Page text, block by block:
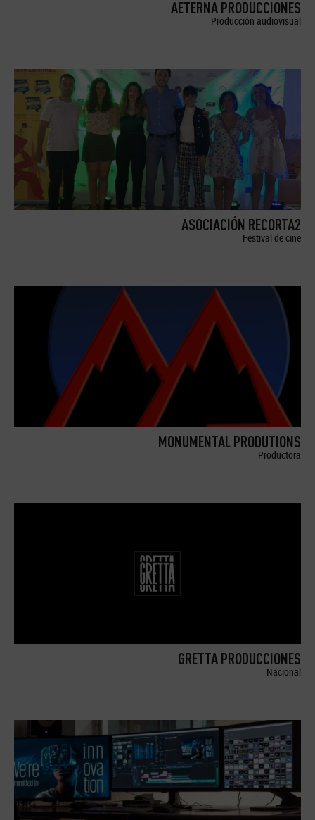
AETERNA PRODUCCIONES
Producción audiovisual
ASOCIACIÓN RECORTA2
Festival de cine
MONUMENTAL PRODUTIONS
Productora
GRETTA PRODUCCIONES
Nacional